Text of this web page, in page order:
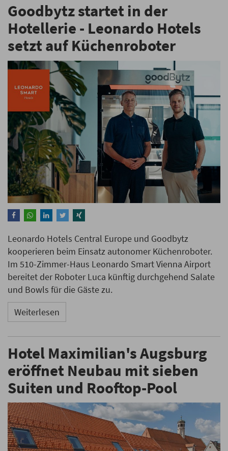
Goodbytz startet in der
Hotellerie - Leonardo Hotels
setzt auf Küchenroboter
Leonardo Hotels Central Europe und Goodbytz
kooperieren beim Einsatz autonomer Küchenroboter.
Im 510-Zimmer-Haus Leonardo Smart Vienna Airport
bereitet der Roboter Luca künftig durchgehend Salate
und Bowls für die Gäste zu.
Weiterlesen
Hotel Maximilian's Augsburg
eröffnet Neubau mit sieben
Suiten und Rooftop-Pool